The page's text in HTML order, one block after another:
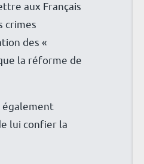
aux Français
crimes
des «
la réforme de
également
lui confier la